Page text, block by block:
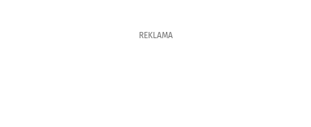
REKLAMA